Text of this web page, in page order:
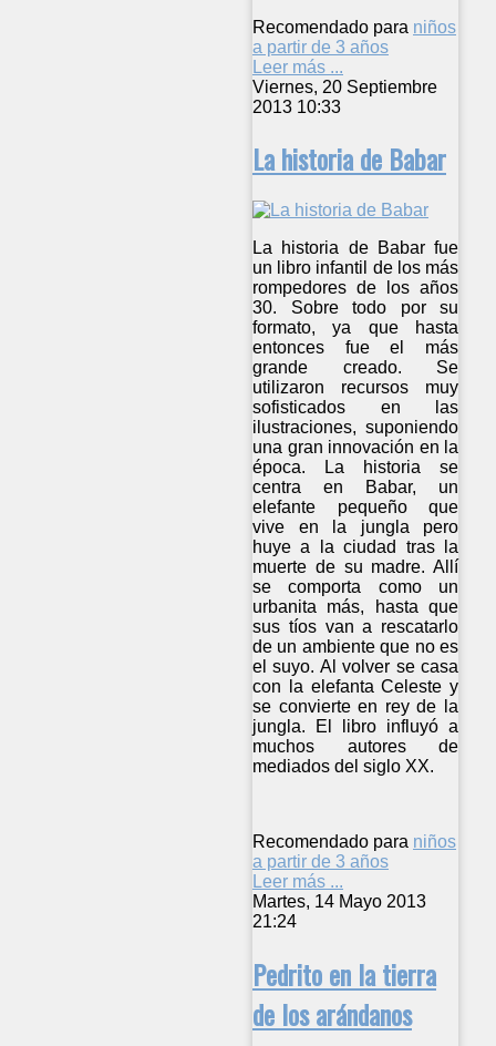
Recomendado para niños
a partir de 3 años
Leer más ...
Viernes, 20 Septiembre
2013 10:33
La historia de Babar
La historia de Babar fue
un libro infantil de los más
rompedores de los años
30. Sobre todo por su
formato, ya que hasta
entonces fue el más
grande creado. Se
utilizaron recursos muy
sofisticados en las
ilustraciones, suponiendo
una gran innovación en la
época. La historia se
centra en Babar, un
elefante pequeño que
vive en la jungla pero
huye a la ciudad tras la
muerte de su madre. Allí
se comporta como un
urbanita más, hasta que
sus tíos van a rescatarlo
de un ambiente que no es
el suyo. Al volver se casa
con la elefanta Celeste y
se convierte en rey de la
jungla. El libro influyó a
muchos autores de
mediados del siglo XX.
Recomendado para niños
a partir de 3 años
Leer más ...
Martes, 14 Mayo 2013
21:24
Pedrito en la tierra
de los arándanos